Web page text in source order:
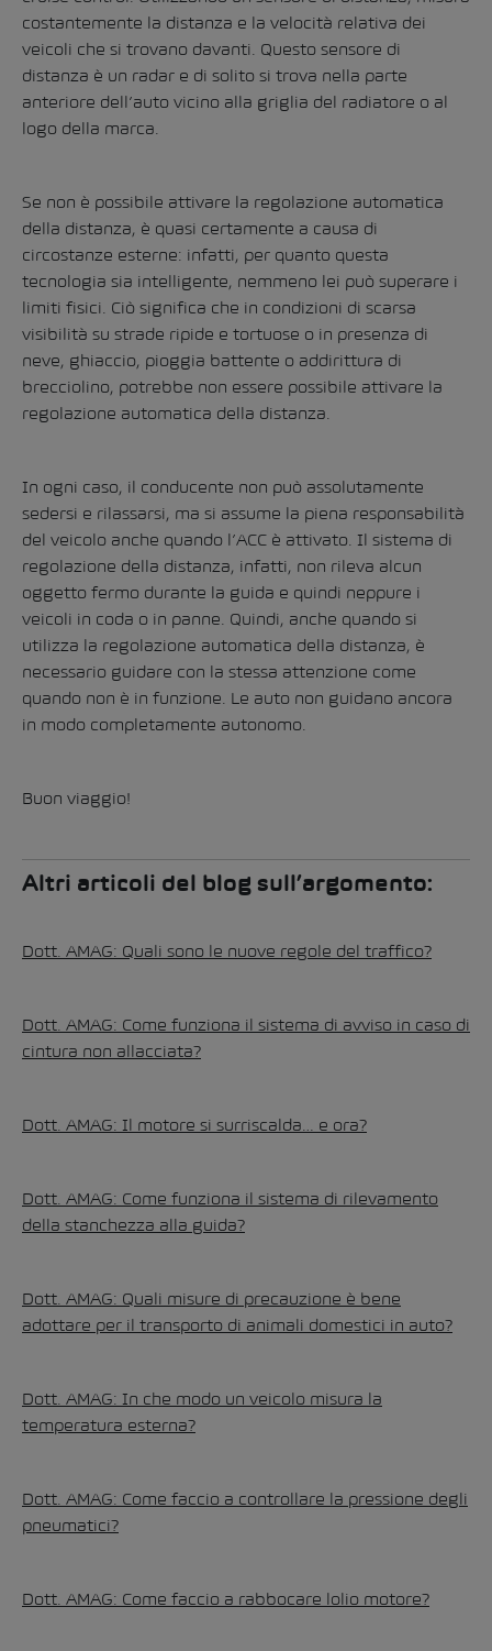
costantemente la distanza e la velocità relativa dei
veicoli che si trovano davanti. Questo sensore di
distanza è un radar e di solito si trova nella parte
anteriore dell’auto vicino alla griglia del radiatore o al
logo della marca.
Se non è possibile attivare la regolazione automatica
della distanza, è quasi certamente a causa di
circostanze esterne: infatti, per quanto questa
tecnologia sia intelligente, nemmeno lei può superare i
limiti fisici. Ciò significa che in condizioni di scarsa
visibilità su strade ripide e tortuose o in presenza di
neve, ghiaccio, pioggia battente o addirittura di
brecciolino, potrebbe non essere possibile attivare la
regolazione automatica della distanza.
In ogni caso, il conducente non può assolutamente
sedersi e rilassarsi, ma si assume la piena responsabilità
del veicolo anche quando l’ACC è attivato. Il sistema di
regolazione della distanza, infatti, non rileva alcun
oggetto fermo durante la guida e quindi neppure i
veicoli in coda o in panne. Quindi, anche quando si
utilizza la regolazione automatica della distanza, è
necessario guidare con la stessa attenzione come
quando non è in funzione. Le auto non guidano ancora
in modo completamente autonomo.
Buon viaggio!
Altri articoli del blog sull’argomento:
Dott. AMAG: Quali sono le nuove regole del traffico?
Dott. AMAG: Come funziona il sistema di avviso in caso di
cintura non allacciata?
Dott. AMAG: Il motore si surriscalda… e ora?
Dott. AMAG: Come funziona il sistema di rilevamento
della stanchezza alla guida?
Dott. AMAG: Quali misure di precauzione è bene
adottare per il transporto di animali domestici in auto?
Dott. AMAG: In che modo un veicolo misura la
temperatura esterna?
Dott. AMAG: Come faccio a controllare la pressione degli
pneumatici?
Dott. AMAG: Come faccio a rabbocare lolio motore?